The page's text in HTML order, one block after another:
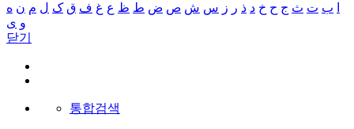
ب ت ث ج ح خ د ذ ر ز س ش ص ض ط ظ ع غ ف ق ک ل م ن ه
و ی
닫기
통합검색